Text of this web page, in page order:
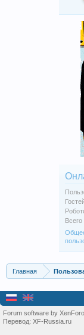
Всего
Главная
Forum software by
Перевод: XF-Russia.ru